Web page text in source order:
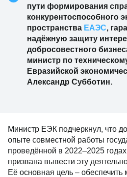
пути формирования
конкурентоспособного
пространства ЕАЭС,
надёжную защиту
добросовестного
министр по
Евразийской
Александр Субботин.
Министр ЕЭК подчеркнул, что
опыте совместной работы
проведённой в 2022–2025
призвана вывести эту
Её основная цель –